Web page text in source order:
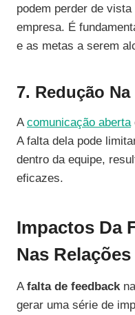
podem perder de
empresa. É
e as metas a serem
7. Redução
Acomunicação aberta
A falta dela pode
dentro da equipe,
eficazes.
Impactos Da
Nas
Afalta de feedback
gerar uma série de